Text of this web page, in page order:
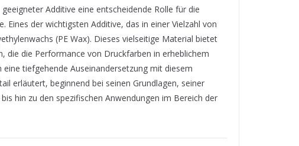
Additive eine entscheidende Rolle für die
der wichtigsten Additive, das in einer Vielzahl von
(PE Wax). Dieses vielseitige Material bietet
die die Performance von Druckfarben in erheblichem
tiefgehende Auseinandersetzung mit diesem
erläutert, beginnend bei seinen Grundlagen, seiner
hin zu den spezifischen Anwendungen im Bereich der